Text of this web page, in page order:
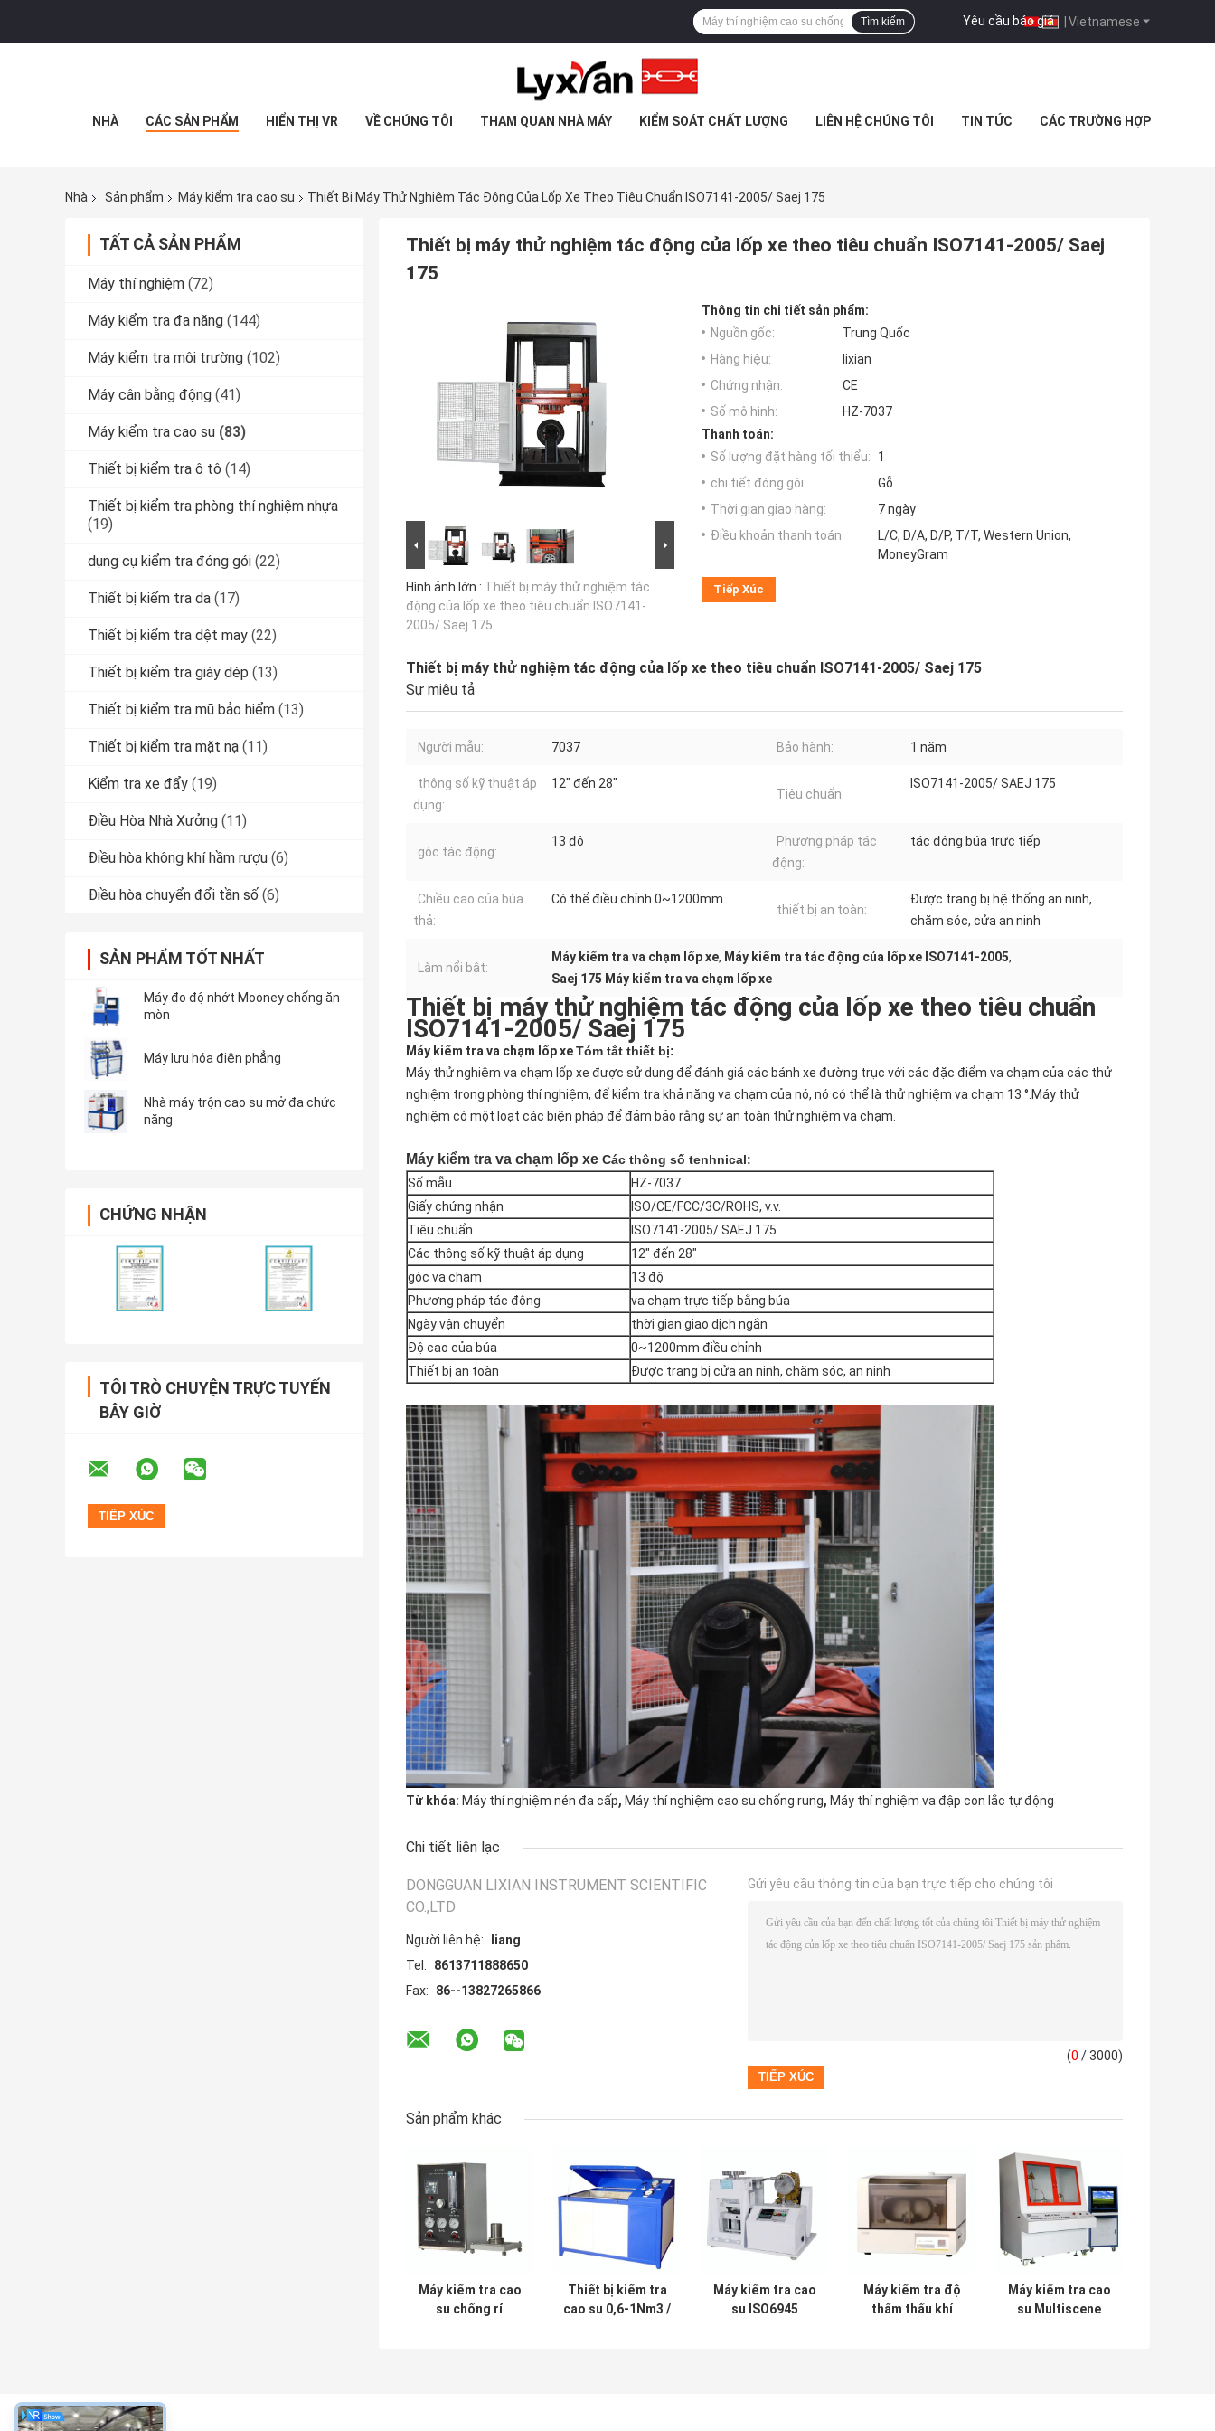
Vietnamese
Yêu cầu báo giá |
Tìm kiếm
NHÀ CÁC SẢN PHẨM HIỂN THỊ VR VỀ CHÚNG TÔI THAM QUAN NHÀ MÁY KIỂM SOÁT CHẤT LƯỢNG LIÊN HỆ CHÚNG TÔI TIN TỨC CÁC TRƯỜNG HỢP
Nhà Sản phẩm Máy kiểm tra cao su Thiết Bị Máy Thử Nghiệm Tác Động Của Lốp Xe Theo Tiêu Chuẩn ISO7141-2005/ Saej 175
TẤT CẢ SẢN PHẨM
Máy thí nghiệm (72)
Máy kiểm tra đa năng (144)
Máy kiểm tra môi trường (102)
Máy cân bằng động (41)
Máy kiểm tra cao su (83)
Thiết bị kiểm tra ô tô (14)
Thiết bị kiểm tra phòng thí nghiệm nhựa
(19)
dụng cụ kiểm tra đóng gói (22)
Thiết bị kiểm tra da (17)
Thiết bị kiểm tra dệt may (22)
Thiết bị kiểm tra giày dép (13)
Thiết bị kiểm tra mũ bảo hiểm (13)
Thiết bị kiểm tra mặt nạ (11)
Kiểm tra xe đẩy (19)
Điều Hòa Nhà Xưởng (11)
Điều hòa không khí hầm rượu (6)
Điều hòa chuyển đổi tần số (6)
SẢN PHẨM TỐT NHẤT
Máy đo độ nhớt Mooney chống ăn
mòn
Máy lưu hóa điện phẳng
Nhà máy trộn cao su mở đa chức
năng
CHỨNG NHẬN
TÔI TRÒ CHUYỆN TRỰC TUYẾN
BÂY GIỜ
Thiết bị máy thử nghiệm tác động của lốp xe theo tiêu chuẩn ISO7141-2005/ Saej
175
Hình ảnh lớn : Thiết bị máy thử nghiệm tác
động của lốp xe theo tiêu chuẩn ISO7141-
2005/ Saej 175
Thông tin chi tiết sản phẩm:
Nguồn gốc:
Trung Quốc
Hàng hiệu:
lixian
Chứng nhận:
CE
Số mô hình:
HZ-7037
Thanh toán:
Số lượng đặt hàng tối thiểu:
1
chi tiết đóng gói:
Gỗ
Thời gian giao hàng:
7 ngày
Điều khoản thanh toán:
L/C, D/A, D/P, T/T, Western Union,
MoneyGram
Tiếp Xúc
Thiết bị máy thử nghiệm tác động của lốp xe theo tiêu chuẩn ISO7141-2005/ Saej 175
Sự miêu tả
Người mẫu: 7037 Bảo hành: 1 năm
thông số kỹ thuật áp
dụng:
12" đến 28"
Tiêu chuẩn:
ISO7141-2005/ SAEJ 175
góc tác động:
13 độ
Phương pháp tác
động:
tác động búa trực tiếp
Chiều cao của búa
thả:
Có thể điều chỉnh 0~1200mm
thiết bị an toàn:
Được trang bị hệ thống an ninh,
chăm sóc, cửa an ninh
Làm nổi bật:
Máy kiểm tra va chạm lốp xe, Máy kiểm tra tác động của lốp xe ISO7141-2005,
Saej 175 Máy kiểm tra va chạm lốp xe
Thiết bị máy thử nghiệm tác động của lốp xe theo tiêu chuẩn
ISO7141-2005/ Saej 175
Máy kiểm tra va chạm lốp xeTóm tắt thiết bị:
Máy thử nghiệm va chạm lốp xe được sử dụng để đánh giá các bánh xe đường trục với các đặc điểm va chạm của các thử
nghiệm trong phòng thí nghiệm, để kiểm tra khả năng va chạm của nó, nó có thể là thử nghiệm va chạm 13 °.Máy thử
nghiệm có một loạt các biện pháp để đảm bảo rằng sự an toàn thử nghiệm va chạm.
Máy kiểm tra va chạm lốp xe Các thông số tenhnical:
Số mẫu
HZ-7037
Giấy chứng nhận
ISO/CE/FCC/3C/ROHS, v.v.
Tiêu chuẩn
ISO7141-2005/ SAEJ 175
Các thông số kỹ thuật áp dụng
12" đến 28"
góc va chạm
13 độ
Phương pháp tác động
va chạm trực tiếp bằng búa
Ngày vận chuyển
thời gian giao dịch ngắn
Độ cao của búa
0~1200mm điều chỉnh
Thiết bị an toàn
Được trang bị cửa an ninh, chăm sóc, an ninh
Từ khóa: Máy thí nghiệm nén đa cấp, Máy thí nghiệm cao su chống rung, Máy thí nghiệm va đập con lắc tự động
Chi tiết liên lạc
DONGGUAN LIXIAN INSTRUMENT SCIENTIFIC
CO.,LTD
Người liên hệ:
liang
Tel:
8613711888650
Fax:
86--13827265866
Gửi yêu cầu thông tin của bạn trực tiếp cho chúng tôi
(0 / 3000)
Sản phẩm khác
Máy kiểm tra cao
su chống rỉ
Thiết bị kiểm tra
cao su 0,6-1Nm3 /
Máy kiểm tra cao
su ISO6945
Máy kiểm tra độ
thẩm thấu khí
Máy kiểm tra cao
su Multiscene